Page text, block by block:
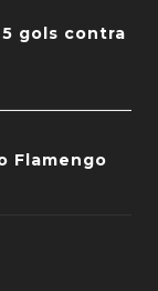
gols contra
Flamengo